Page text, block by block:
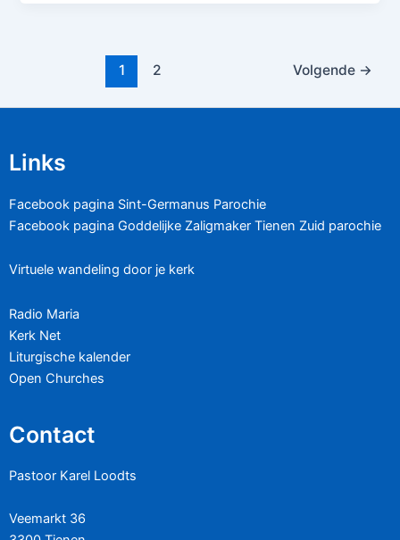
1 2 Volgende →
Links
Facebook pagina Sint-Germanus Parochie
Facebook pagina Goddelijke Zaligmaker Tienen Zuid parochie
Virtuele wandeling door je kerk
Radio Maria
Kerk Net
Liturgische kalender
Open Churches
Contact
Pastoor Karel Loodts
Veemarkt 36